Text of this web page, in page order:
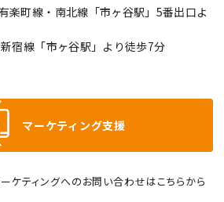
楽町線・南北線「市ヶ谷駅」5番出口よ
宿線「市ヶ谷駅」より徒歩7分
マーケティング支援
ケティングへのお問い合わせはこちらから